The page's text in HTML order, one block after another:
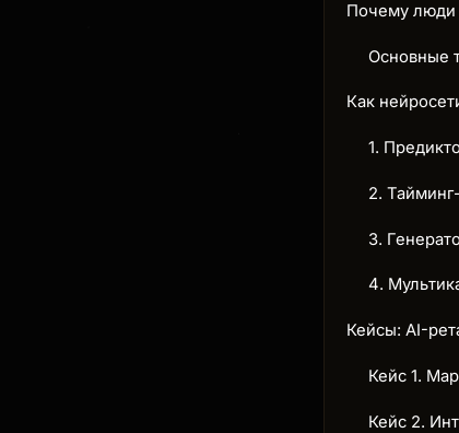
Почему люди
Основные
Как
1.
2.
3.
4.
Кейсы: AI-
Кейс 1.
Кейс 2.